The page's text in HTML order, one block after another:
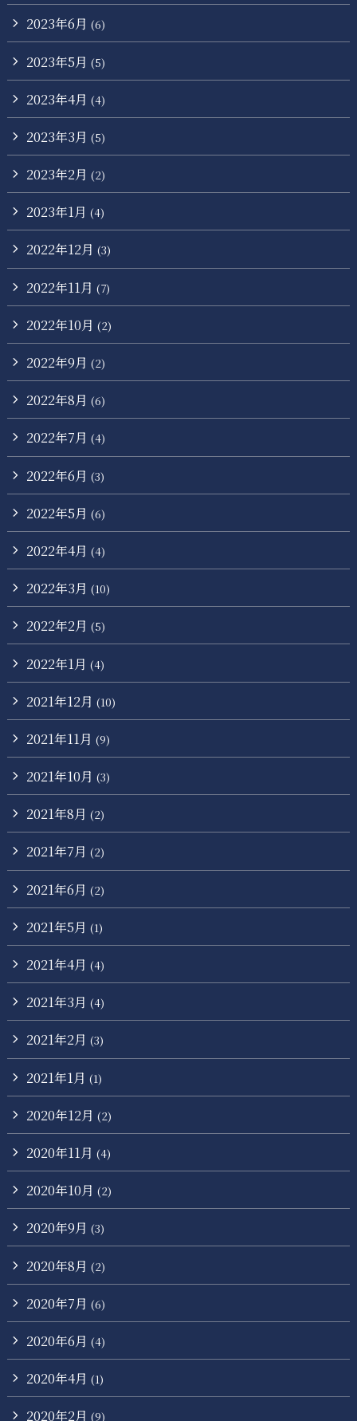
2023年6月 (6)
2023年5月 (5)
2023年4月 (4)
2023年3月 (5)
2023年2月 (2)
2023年1月 (4)
2022年12月 (3)
2022年11月 (7)
2022年10月 (2)
2022年9月 (2)
2022年8月 (6)
2022年7月 (4)
2022年6月 (3)
2022年5月 (6)
2022年4月 (4)
2022年3月 (10)
2022年2月 (5)
2022年1月 (4)
2021年12月 (10)
2021年11月 (9)
2021年10月 (3)
2021年8月 (2)
2021年7月 (2)
2021年6月 (2)
2021年5月 (1)
2021年4月 (4)
2021年3月 (4)
2021年2月 (3)
2021年1月 (1)
2020年12月 (2)
2020年11月 (4)
2020年10月 (2)
2020年9月 (3)
2020年8月 (2)
2020年7月 (6)
2020年6月 (4)
2020年4月 (1)
2020年2月 (9)